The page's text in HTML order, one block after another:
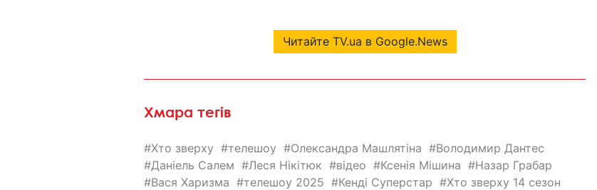
Читайте TV.ua в Google.News
Хмара тегів
Хто зверху телешоу Олександра Машлятіна
Володимир Дантес
Даніель Салем
Леся Нікітюк відео Ксенія Мішина
Назар Грабар
Вася Харизма
телешоу 2025 Кенді Суперстар
Хто зверху 14 сезон